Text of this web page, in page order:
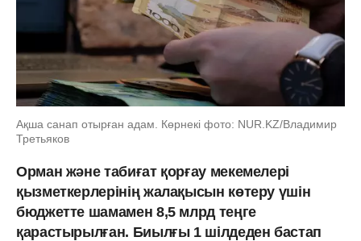
Ақша санап отырған адам. Көрнекі фото: NUR.KZ/Владимир
Третьяков
Орман және табиғат қорғау мекемелері
қызметкерлерінің жалақысын көтеру үшін
бюджетте шамамен 8,5 млрд теңге
қарастырылған. Биылғы 1 шілдеден бастап